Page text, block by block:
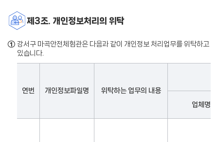
제3조. 개인정보처리의 위탁
① 강서구 마곡안전체험관은 다음과 같이 개인정보 처리업무를 위탁하고
있습니다.
연번 개인정보파일명
위탁하는 업무의 내용
업체명